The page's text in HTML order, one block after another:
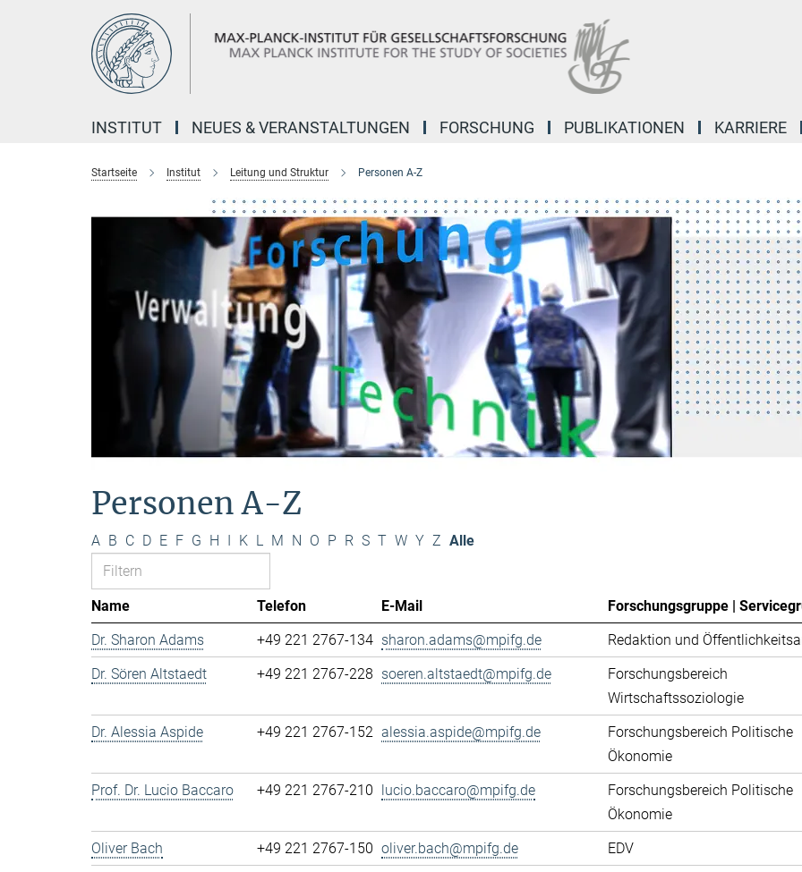
INSTITUT NEUES & VERANSTALTUNGEN FORSCHUNG PUBLIKATIONEN KARRIERE
Startseite Institut Leitung und Struktur Personen A-Z
Personen A-Z
A B C D E F G H I K L M N O P R S T W Y Z Alle
Name Telefon E-Mail
Forschungsgruppe |
Dr. Sharon Adams
+49 221 2767-134 sharon.adams@mpifg.de
Redaktion und
Dr. Sören Altstaedt
+49 221 2767-228 soeren.altstaedt@mpifg.de
Forschungsbereich
Wirtschaftssoziologie
Dr. Alessia Aspide
+49 221 2767-152 alessia.aspide@mpifg.de
Forschungsbereich Politische
Ökonomie
Prof. Dr. Lucio Baccaro
+49 221 2767-210 lucio.baccaro@mpifg.de
Forschungsbereich Politische
Ökonomie
Oliver Bach
+49 221 2767-150 oliver.bach@mpifg.de
EDV